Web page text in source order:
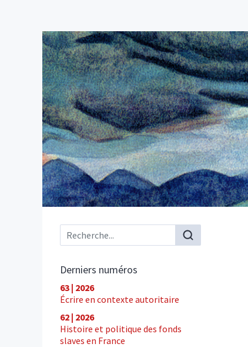
Menu principal
Derniers numéros
63 | 2026
Écrire en contexte autoritaire
62 | 2026
Histoire et politique des fonds
slaves en France